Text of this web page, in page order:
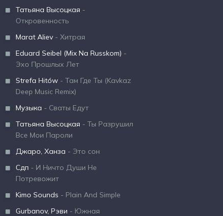
Татьяна Высоцкая -
Откровенность
Marat Aliev - Хитрая
Eduard Seibel (Mix Na Russkom) -
Эхо Прошлых Лет
Strefa Hitów - Там Где Ты (Kavkaz
Deep Music Remix)
Музыка - Сваты Едут
Татьяна Высоцкая - Ты Разрушил
Все Мои Пароли
Джаро, Ханза - Это сон
Сдп - И Ничто Души Не
Потревожит
Kimo Sounds - Plain And Simple
Gurbanov, Рэви - Южная